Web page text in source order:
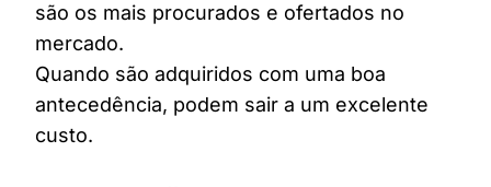
são os mais procurados e ofertados no
mercado.
Quando são adquiridos com uma boa
antecedência, podem sair a um excelente
custo.